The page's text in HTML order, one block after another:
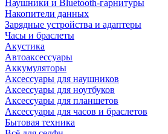
Наушники и Bluetooth-гарнитуры
Накопители данных
Зарядные устройства и адаптеры
Часы и браслеты
Акустика
Автоаксессуары
Аккумуляторы
Аксессуары для наушников
Аксессуары для ноутбуков
Аксессуары для планшетов
Аксессуары для часов и браслетов
Бытовая техника